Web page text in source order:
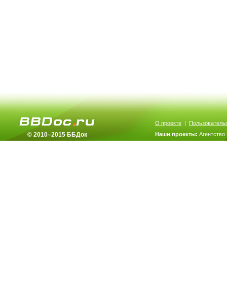
© 2010–2015 ББДок
О проекте |
Наши проекты: